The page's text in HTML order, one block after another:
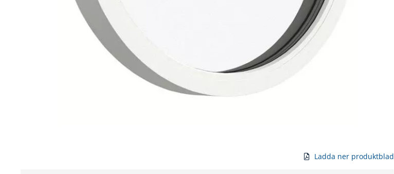
Ladda ner produktblad